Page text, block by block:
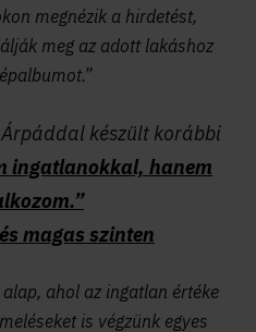
megnézik a hirdetést,
meg az adott lakáshoz
készült korábbi
ingatlanokkal, hanem
magas szinten
ahol az ingatlan értéke
is végzünk egyes